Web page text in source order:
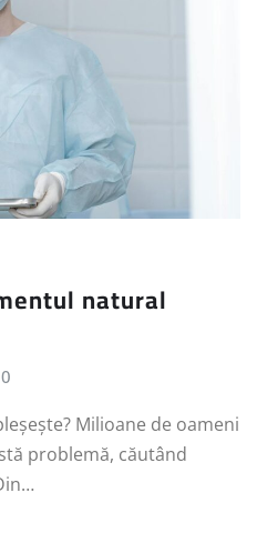
natural
0
Milioane de oameni
problemă, căutând